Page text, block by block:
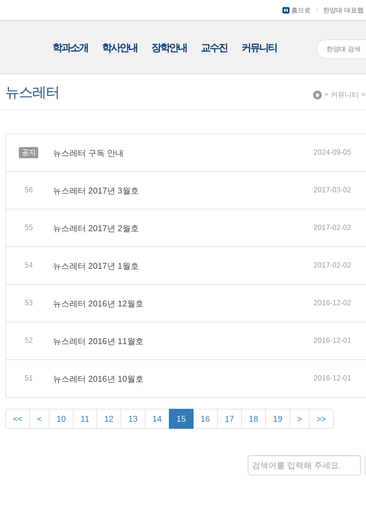
학과소개 학사안내 장학안내 교수진 커뮤니티
홈으로 한양대 대표웹
> 커뮤니티 >
뉴스레터
공지 뉴스레터 구독 안내 2024-09-05
56 뉴스레터 2017년 3월호 2017-03-02
55 뉴스레터 2017년 2월호 2017-02-02
54 뉴스레터 2017년 1월호 2017-02-02
53 뉴스레터 2016년 12월호 2016-12-02
52 뉴스레터 2016년 11월호 2016-12-01
51 뉴스레터 2016년 10월호 2016-12-01
<< < 10 11 12 13 14 15 16 17 18 19 > >>